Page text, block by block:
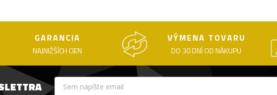
GARANCIA
NAJNIŽŠÍCH CIEN
VÝMENA TOVARU
DO 30 DNÍ OD NÁKUPU